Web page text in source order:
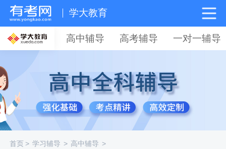
学大教育
高中辅导 高考辅导 一对一辅导
首页> 学习辅导 > 高中辅导 >